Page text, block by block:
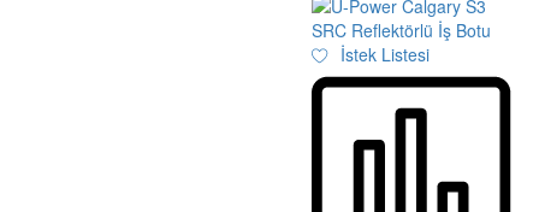
İstek Listesi